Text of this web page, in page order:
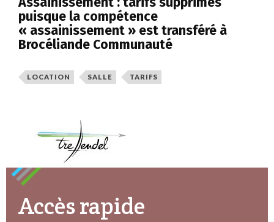
puisque la compétence
« assainissement » est transféré à
Brocéliande Communauté
LOCATION SALLE TARIFS
Accès rapide